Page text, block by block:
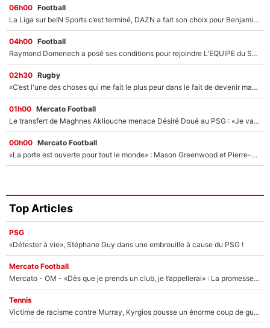
06h00 Football
La Liga sur beIN Sports c’est terminé, DAZN a fait son choix pour Benjamin Da Silva et Omar Da Fonseca !
04h00 Football
Raymond Domenech a posé ses conditions pour rejoindre L'EQUIPE du Soir : Il refuse de faire l'émission avec un autre chroniqueur !
02h30 Rugby
«C’est l'une des choses qui me fait le plus peur dans le fait de devenir maman» : En couple avec Antoine Dupont, Iris Mittenaere s'inquiète déjà pour ses futurs enfants !
01h00 Mercato Football
Le transfert de Maghnes Akliouche menace Désiré Doué au PSG : «Je valide à 200%»
00h00 Mercato Football
«La porte est ouverte pour tout le monde» : Mason Greenwood et Pierre-Emerick Aubameyang ont quitté l'OM, Amine Gouiri balance sur la suite du mercato et sur la réaction du vestiaire !
Top Articles
PSG
«Détester à vie», Stéphane Guy dans une embrouille à cause du PSG !
Mercato Football
Mercato - OM - «Dès que je prends un club, je t’appellerai» : La promesse de Marcelino au moment de claquer la porte
Tennis
Victime de racisme contre Murray, Kyrgios pousse un énorme coup de gueule !